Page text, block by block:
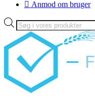
Anmod om bruger
Products
search